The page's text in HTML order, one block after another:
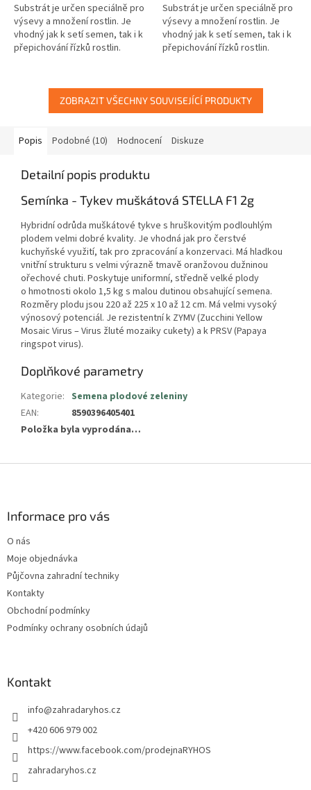
Substrát je určen speciálně pro
výsevy a množení rostlin. Je
vhodný jak k setí semen, tak i k
přepichování řízků rostlin.
Substrát je určen speciálně pro
výsevy a množení rostlin. Je
vhodný jak k setí semen, tak i k
přepichování řízků rostlin.
ZOBRAZIT VŠECHNY SOUVISEJÍCÍ PRODUKTY
Popis Podobné (10) Hodnocení Diskuze
Detailní popis produktu
Semínka - Tykev muškátová STELLA F1 2g
Hybridní odrůda muškátové tykve s hruškovitým podlouhlým
plodem velmi dobré kvality. Je vhodná jak pro čerstvé
kuchyňské využití, tak pro zpracování a konzervaci. Má hladkou
vnitřní strukturu s velmi výrazně tmavě oranžovou dužninou
ořechové chuti. Poskytuje uniformní, středně velké plody
o hmotnosti okolo 1,5 kg s malou dutinou obsahující semena.
Rozměry plodu jsou 220 až 225 x 10 až 12 cm. Má velmi vysoký
výnosový potenciál. Je rezistentní k ZYMV (Zucchini Yellow
Mosaic Virus – Virus žluté mozaiky cukety) a k PRSV (Papaya
ringspot virus).
Doplňkové parametry
Kategorie: Semena plodové zeleniny
EAN:
8590396405401
Položka byla vyprodána…
Informace pro vás
O nás
Moje objednávka
Půjčovna zahradní techniky
Kontakty
Obchodní podmínky
Podmínky ochrany osobních údajů
Kontakt
info@zahradaryhos.cz
+420 606 979 002
https://www.facebook.com/prodejnaRYHOS
zahradaryhos.cz